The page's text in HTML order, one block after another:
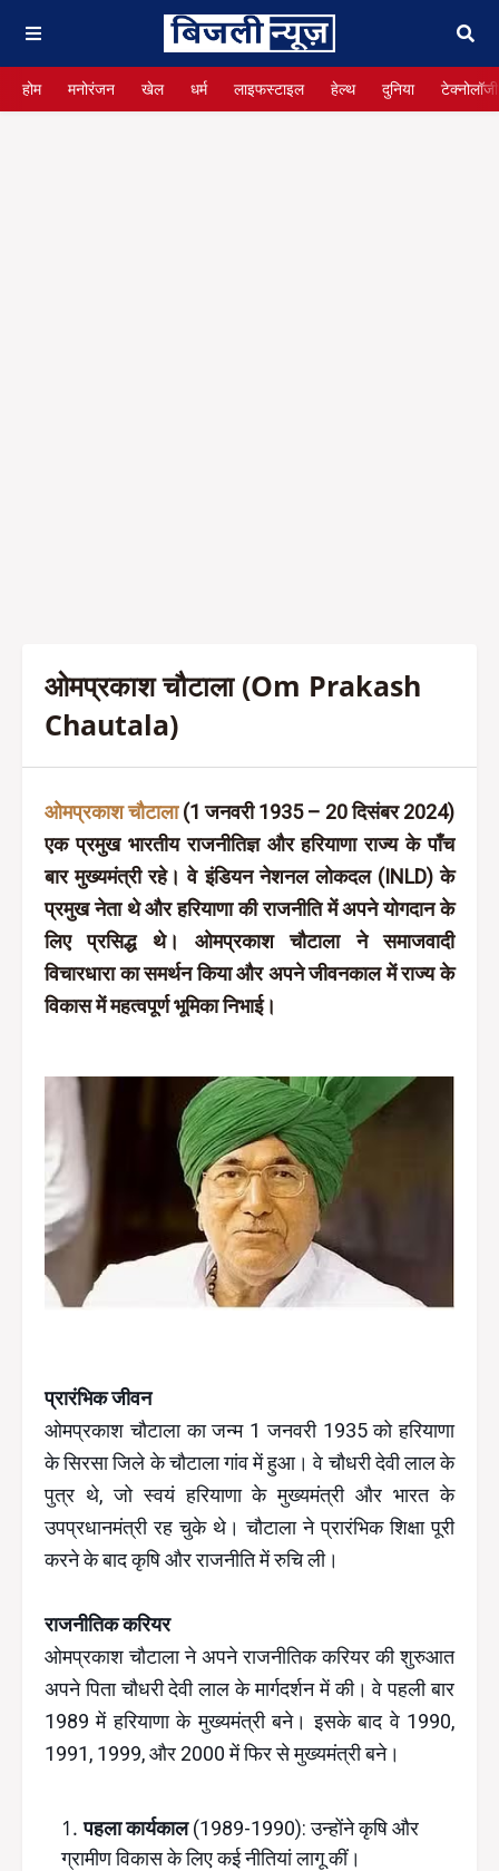
होम मनोरंजन खेल धर्म लाइफस्टाइल हेल्थ दुनिया टेक्नोलॉजी
ओमप्रकाश चौटाला (Om Prakash
Chautala)
ओमप्रकाश चौटाला(1 जनवरी 1935 – 20 दिसंबर 2024)
एक प्रमुख भारतीय राजनीतिज्ञ और हरियाणा राज्य के पाँच
बार मुख्यमंत्री रहे। वे इंडियन नेशनल लोकदल (INLD) के
प्रमुख नेता थे और हरियाणा की राजनीति में अपने योगदान के
लिए प्रसिद्ध थे। ओमप्रकाश चौटाला ने समाजवादी
विचारधारा का समर्थन किया और अपने जीवनकाल में राज्य के
विकास में महत्वपूर्ण भूमिका निभाई।
प्रारंभिक जीवन
ओमप्रकाश चौटाला का जन्म 1 जनवरी 1935 को हरियाणा
के सिरसा जिले के चौटाला गांव में हुआ। वे चौधरी देवी लाल के
पुत्र थे, जो स्वयं हरियाणा के मुख्यमंत्री और भारत के
उपप्रधानमंत्री रह चुके थे। चौटाला ने प्रारंभिक शिक्षा पूरी
करने के बाद कृषि और राजनीति में रुचि ली।
राजनीतिक करियर
ओमप्रकाश चौटाला ने अपने राजनीतिक करियर की शुरुआत
अपने पिता चौधरी देवी लाल के मार्गदर्शन में की। वे पहली बार
1989 में हरियाणा के मुख्यमंत्री बने। इसके बाद वे 1990,
1991, 1999, और 2000 में फिर से मुख्यमंत्री बने।
पहला कार्यकाल(1989-1990): उन्होंने कृषि और
ग्रामीण विकास के लिए कई नीतियां लागू कीं।